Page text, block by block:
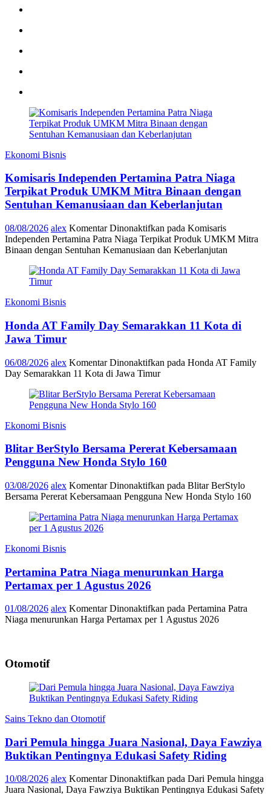
Ekonomi Bisnis
Komisaris Independen Pertamina Patra Niaga
Terpikat Produk UMKM Mitra Binaan dengan
Sentuhan Kemanusiaan dan Keberlanjutan
08/08/2026 alex Komentar Dinonaktifkan pada Komisaris
Independen Pertamina Patra Niaga Terpikat Produk UMKM Mitra
Binaan dengan Sentuhan Kemanusiaan dan Keberlanjutan
Ekonomi Bisnis
Honda AT Family Day Semarakkan 11 Kota di
Jawa Timur
06/08/2026 alex Komentar Dinonaktifkan pada Honda AT Family
Day Semarakkan 11 Kota di Jawa Timur
Ekonomi Bisnis
Blitar BerStylo Bersama Pererat Kebersamaan
Pengguna New Honda Stylo 160
03/08/2026 alex Komentar Dinonaktifkan pada Blitar BerStylo
Bersama Pererat Kebersamaan Pengguna New Honda Stylo 160
Ekonomi Bisnis
Pertamina Patra Niaga menurunkan Harga
Pertamax per 1 Agustus 2026
01/08/2026 alex Komentar Dinonaktifkan pada Pertamina Patra
Niaga menurunkan Harga Pertamax per 1 Agustus 2026
Otomotif
Sains Tekno dan Otomotif
Dari Pemula hingga Juara Nasional, Daya Fawziya
Buktikan Pentingnya Edukasi Safety Riding
10/08/2026 alex Komentar Dinonaktifkan pada Dari Pemula hingga
Juara Nasional, Daya Fawziya Buktikan Pentingnya Edukasi Safety